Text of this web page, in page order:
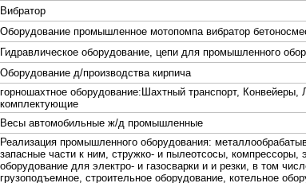
Вибратор
Оборудование промышленное мотопомпа вибратор
Гидравлическое оборудование, цепи для промышленного
Оборудование д/производства кирпича
горношахтное оборудование:Шахтный транспорт,
комплектующие
Весы автомобильные ж/д промышленные
Реализация промышленного оборудования:
запасные части к ним, стружко- и пылеотсосы, компрессоры,
оборудование для электро- и газосварки и и резки, в том
грузоподъемное, строительное оборудование, котельное